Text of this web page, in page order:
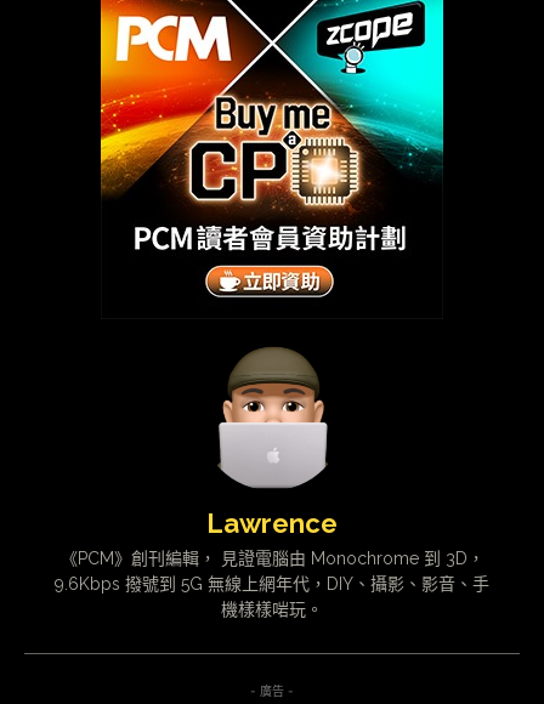
Lawrence
《PCM》創刊編輯， 見證電腦由 Monochrome 到 3D，
9.6Kbps 撥號到 5G 無線上網年代，DIY、攝影、影音、手
機樣樣啱玩。
- 廣告 -